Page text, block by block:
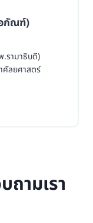
กัณฑ์)
รามาธิบดี)
ศัลยศาสตร์
ถามเรา